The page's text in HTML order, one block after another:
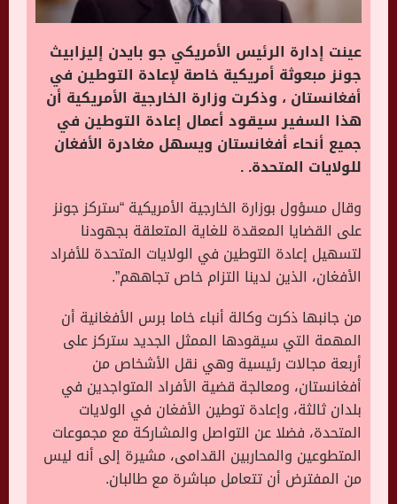
عينت إدارة الرئيس الأمريكي جو بايدن إليزابيث
جونز مبعوثة أمريكية خاصة لإعادة التوطين في
أفغانستان ، وذكرت وزارة الخارجية الأمريكية أن
هذا السفير سيقود أعمال إعادة التوطين في
جميع أنحاء أفغانستان ويسهل مغادرة الأفغان
للولايات المتحدة. .
وقال مسؤول بوزارة الخارجية الأمريكية “ستركز جونز
على القضايا المعقدة للغاية المتعلقة بجهودنا
لتسهيل إعادة التوطين في الولايات المتحدة للأفراد
الأفغان، الذين لدينا التزام خاص تجاههم”.
من جانبها ذكرت وكالة أنباء خاما برس الأفغانية أن
المهمة التي سيقودها الممثل الجديد ستركز على
أربعة مجالات رئيسية وهي نقل الأشخاص من
أفغانستان، ومعالجة قضية الأفراد المتواجدين في
بلدان ثالثة، وإعادة توطين الأفغان في الولايات
المتحدة، فضلا عن التواصل والمشاركة مع مجموعات
المتطوعين والمحاربين القدامى، مشيرة إلى أنه ليس
من المفترض أن تتعامل مباشرة مع طالبان.